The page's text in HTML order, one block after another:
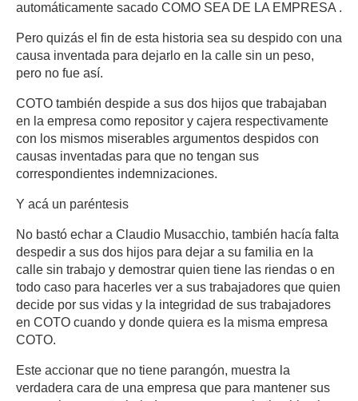
automáticamente sacado COMO SEA DE LA EMPRESA .
Pero quizás el fin de esta historia sea su despido con una
causa inventada para dejarlo en la calle sin un peso,
pero no fue así.
COTO también despide a sus dos hijos que trabajaban
en la empresa como repositor y cajera respectivamente
con los mismos miserables argumentos despidos con
causas inventadas para que no tengan sus
correspondientes indemnizaciones.
Y acá un paréntesis
No bastó echar a Claudio Musacchio, también hacía falta
despedir a sus dos hijos para dejar a su familia en la
calle sin trabajo y demostrar quien tiene las riendas o en
todo caso para hacerles ver a sus trabajadores que quien
decide por sus vidas y la integridad de sus trabajadores
en COTO cuando y donde quiera es la misma empresa
COTO.
Este accionar que no tiene parangón, muestra la
verdadera cara de una empresa que para mantener sus